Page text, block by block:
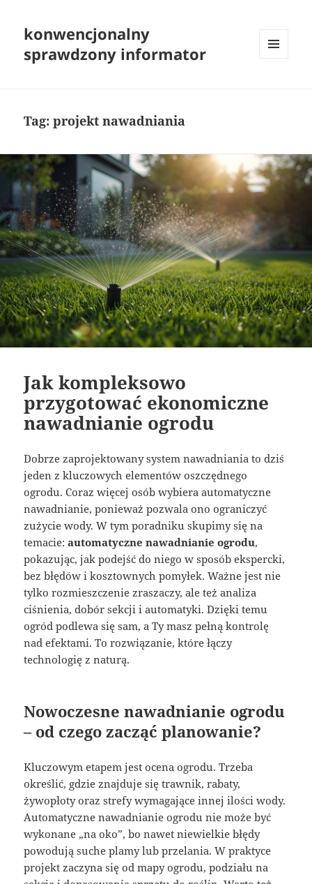
konwencjonalny
sprawdzony informator
Tag:projekt nawadniania
Jak kompleksowo
przygotować ekonomiczne
nawadnianie ogrodu
Dobrze zaprojektowany system nawadniania to dziś
jeden z kluczowych elementów oszczędnego
ogrodu. Coraz więcej osób wybiera automatyczne
nawadnianie, ponieważ pozwala ono ograniczyć
zużycie wody. W tym poradniku skupimy się na
temacie:automatyczne nawadnianie ogrodu,
pokazując, jak podejść do niego w sposób ekspercki,
bez błędów i kosztownych pomyłek. Ważne jest nie
tylko rozmieszczenie zraszaczy, ale też analiza
ciśnienia, dobór sekcji i automatyki. Dzięki temu
ogród podlewa się sam, a Ty masz pełną kontrolę
nad efektami. To rozwiązanie, które łączy
technologię z naturą.
Nowoczesne nawadnianie ogrodu
– od czego zacząć planowanie?
Kluczowym etapem jest ocena ogrodu. Trzeba
określić, gdzie znajduje się trawnik, rabaty,
żywopłoty oraz strefy wymagające innej ilości wody.
Automatyczne nawadnianie ogrodu nie może być
wykonane „na oko”, bo nawet niewielkie błędy
powodują suche plamy lub przelania. W praktyce
projekt zaczyna się od mapy ogrodu, podziału na